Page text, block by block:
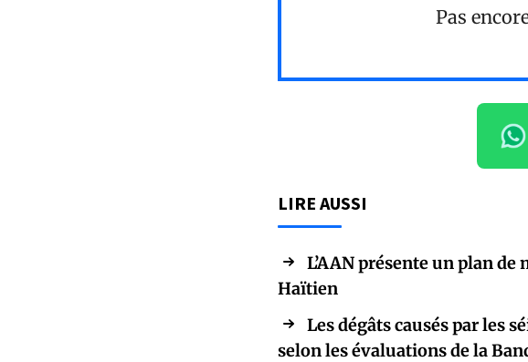
Pas
LIRE AUSSI
L’AAN présente un plan
Haïtien
Les dégâts causés par les
selon les évaluations de la